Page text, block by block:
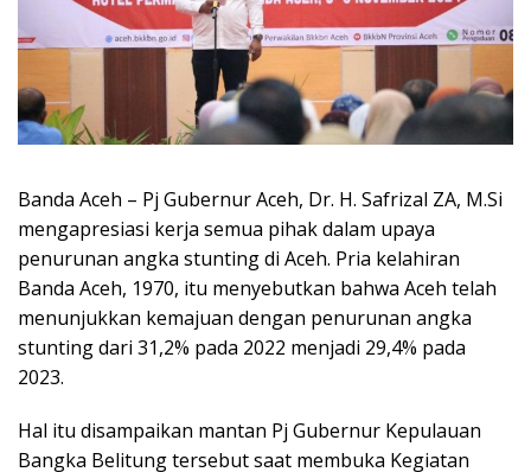
Banda Aceh – Pj Gubernur Aceh, Dr. H. Safrizal ZA, M.Si
mengapresiasi kerja semua pihak dalam upaya
penurunan angka stunting di Aceh. Pria kelahiran
Banda Aceh, 1970, itu menyebutkan bahwa Aceh telah
menunjukkan kemajuan dengan penurunan angka
stunting dari 31,2% pada 2022 menjadi 29,4% pada
2023.
Hal itu disampaikan mantan Pj Gubernur Kepulauan
Bangka Belitung tersebut saat membuka Kegiatan